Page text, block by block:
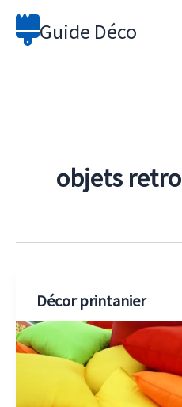
Aller
Guide Déco
objets retro
Décor printanier